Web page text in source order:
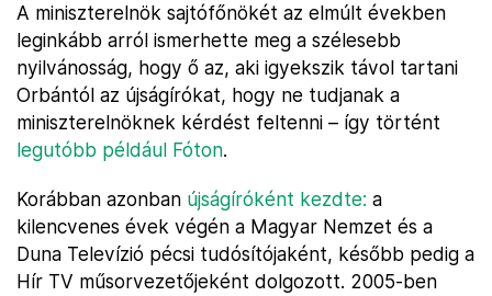
A miniszterelnök sajtófőnökét az elmúlt években
leginkább arról ismerhette meg a szélesebb
nyilvánosság, hogy ő az, aki igyekszik távol tartani
Orbántól az újságírókat, hogy ne tudjanak a
miniszterelnöknek kérdést feltenni – így történt
legutóbb például Fóton.
Korábban azonban újságíróként kezdte: a
kilencvenes évek végén a Magyar Nemzet és a
Duna Televízió pécsi tudósítójaként, később pedig a
Hír TV műsorvezetőjeként dolgozott. 2005-ben